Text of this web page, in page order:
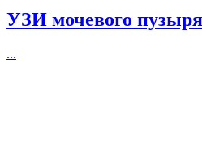
УЗИ мочевого
...